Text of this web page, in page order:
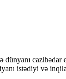
istədiyi və